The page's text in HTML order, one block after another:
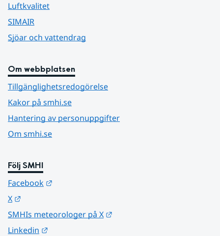
Luftkvalitet
SIMAIR
Sjöar och vattendrag
Om webbplatsen
Tillgänglighetsredogörelse
Kakor på smhi.se
Hantering av personuppgifter
Om smhi.se
Följ SMHI
Facebook
X
SMHIs meteorologer på X
Linkedin